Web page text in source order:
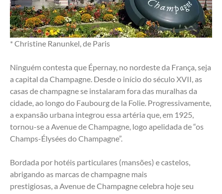
* Christine Ranunkel, de Paris
Ninguém contesta que Épernay, no nordeste da França, seja
a capital da Champagne. Desde o início do século XVII, as
casas de champagne se instalaram fora das muralhas da
cidade, ao longo do Faubourg de la Folie. Progressivamente,
a expansão urbana integrou essa artéria que, em 1925,
tornou-se a Avenue de Champagne, logo apelidada de “os
Champs-Élysées do Champagne”.
Bordada por hotéis particulares (mansões) e castelos,
abrigando as marcas de champagne mais
prestigiosas, a Avenue de Champagne celebra hoje seu